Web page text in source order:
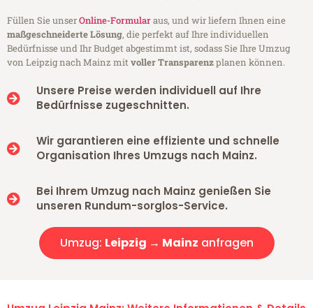
Füllen Sie unserOnline-Formularaus, und wir liefern Ihnen eine
maßgeschneiderte Lösung, die perfekt auf Ihre individuellen
Bedürfnisse und Ihr Budget abgestimmt ist, sodass Sie Ihre Umzug
von Leipzig nach Mainz mitvoller Transparenzplanen können.
Unsere Preise werden individuell auf Ihre
Bedürfnisse zugeschnitten.
Wir garantieren eine effiziente und schnelle
Organisation Ihres Umzugs nach Mainz.
Bei Ihrem Umzug nach Mainz genießen Sie
unseren Rundum-sorglos-Service.
Umzug: Leipzig → Mainz anfragen